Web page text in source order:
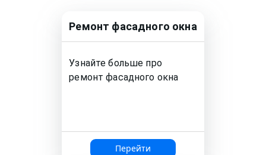
Ремонт фасадного окна
Узнайте больше про
ремонтфасадного окна
Перейти